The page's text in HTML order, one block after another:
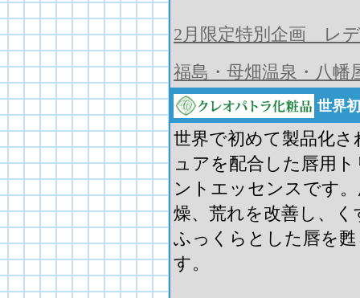
2月限定特別企画 レ
福島・母畑温泉・八幡
世界
世界で初めて製品化
ュアを配合した唇用
ントエッセンスです
燥、荒れを改善し、
ふっくらとした唇を
す。